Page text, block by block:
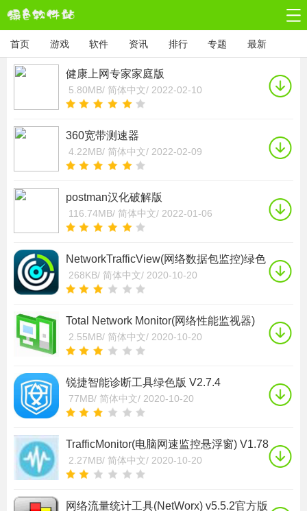
首页 游戏 软件 资讯 排行 专题 最新
健康上网专家家庭版
5.80MB/ 简体中文/ 2022-02-10
360宽带测速器
4.22MB/ 简体中文/ 2022-02-09
postman汉化破解版
116.74MB/ 简体中文/ 2022-01-06
NetworkTrafficView(网络数据包监控)绿色
版 V2.31
268KB/ 简体中文/ 2020-10-20
Total Network Monitor(网络性能监视器)
V2.5.1
2.55MB/ 简体中文/ 2020-10-20
锐捷智能诊断工具绿色版 V2.7.4
77MB/ 简体中文/ 2020-10-20
TrafficMonitor(电脑网速监控悬浮窗) V1.78
绿色免费版
2.27MB/ 简体中文/ 2020-10-20
网络流量统计工具(NetWorx) v5.5.2官方版